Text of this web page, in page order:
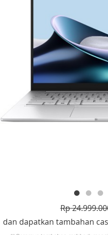
Rp
dan dapatkan tambahan